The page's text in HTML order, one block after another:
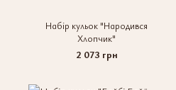
Набір кульок "Народився
Хлопчик"
2 073 грн